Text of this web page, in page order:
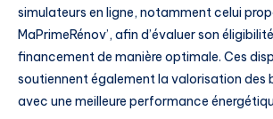
simulateurs en ligne, notamment celui
MaPrimeRénov’, afin d’évaluer son
financement de manière optimale. Ces
soutiennent également la valorisation des
avec une meilleure performance